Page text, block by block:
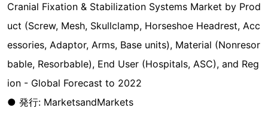
Cranial Fixation & Stabilization Systems Market by Prod
uct (Screw, Mesh, Skullclamp, Horseshoe Headrest, Acc
essories, Adaptor, Arms, Base units), Material (Nonresor
bable, Resorbable), End User (Hospitals, ASC), and Reg
ion - Global Forecast to 2022
● 発行: MarketsandMarkets